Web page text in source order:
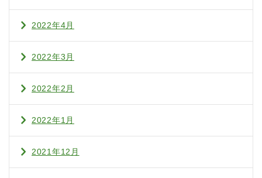
2022年4月
2022年3月
2022年2月
2022年1月
2021年12月